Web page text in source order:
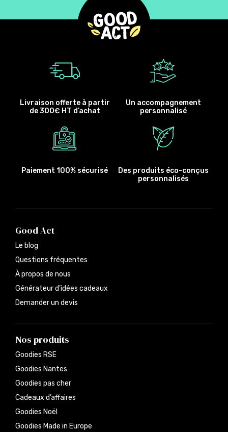
Livraison offerte à partir
de 300€ HT d’achat
Un accompagnement
personnalisé
Paiement 100% sécurisé
Des produits éco-conçus
personnalisés
Good Act
Le blog
Questions fréquentes
À propos de nous
Générateur d’idées cadeaux
Demander un devis
Nos produits
Goodies RSE
Goodies Nantes
Goodies pas cher
Cadeaux d’affaires
Goodies Noël
Goodies Made in Europe